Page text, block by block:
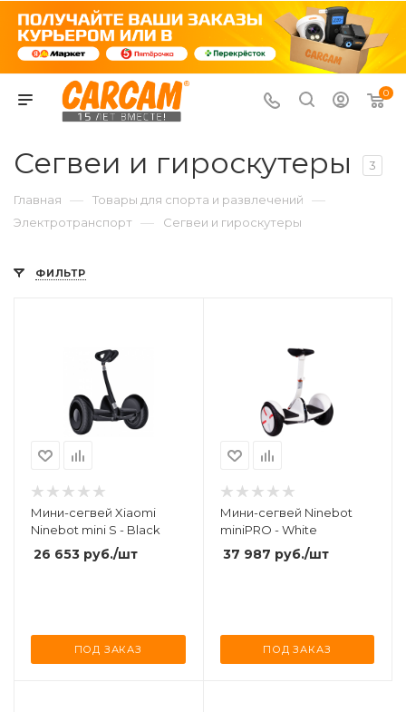
0
Сегвеи и гироскутеры 3
Главная — Товары для спорта и развлечений —
Электротранспорт — Сегвеи и гироскутеры
ФИЛЬТР
Мини-сегвей Xiaomi
Ninebot mini S - Black
26 653 руб./шт
ПОД ЗАКАЗ
Мини-сегвей Ninebot
miniPRO - White
37 987 руб./шт
ПОД ЗАКАЗ